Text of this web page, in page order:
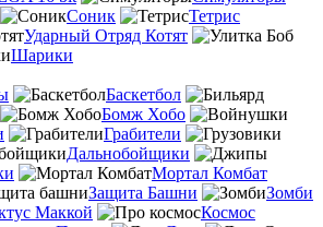
Соник
Тетрис
Ударный Отряд Котят
Шарики
Баскетбол
Бомж Хобо
Грабители
Дальнобойщики
Мортал Комбат
Защита Башни
Зомби
Маккой
Космос